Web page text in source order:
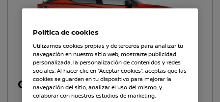
QASHQAI e-POWER
Política de cookies
Utilizamos cookies propias y de terceros para analizar tu
navegación en nuestro sitio web, mostrarte publicidad
personalizada, la personalización de contenidos y redes
sociales. Al hacer clic en “Aceptar cookies”, aceptas que las
cookies se guarden en tu dispositivo para mejorar la
navegación del sitio, analizar el uso del mismo, y
colaborar con nuestros estudios de marketing.